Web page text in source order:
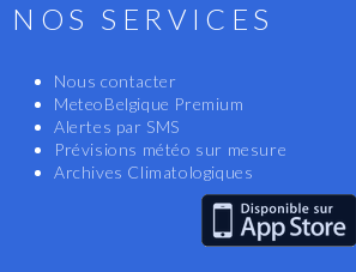
NOS SERVICES
Nous contacter
MeteoBelgique Premium
Alertes par SMS
Prévisions météo sur mesure
Archives Climatologiques